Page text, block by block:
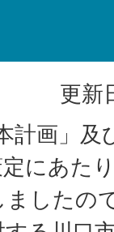
更新
計画」
にあた
したの